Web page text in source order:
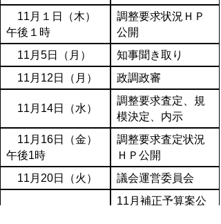
11月１日（木）
午後１時
調整要求状況ＨＰ
公開
11月5日（月）
知事聞き取り
11月12日（月）
政調政審
11月14日（水）
調整要求査定、規
模決定、内示
11月16日（金）
午後1時
調整要求査定状況
ＨＰ公開
11月20日（火）
議会運営委員会
11月補正予算案公